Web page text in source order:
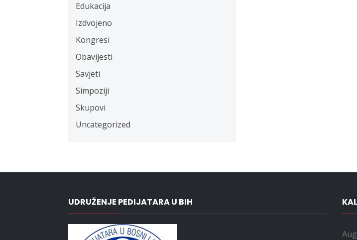
Edukacija
Izdvojeno
Kongresi
Obavijesti
Savjeti
Simpoziji
Skupovi
Uncategorized
UDRUŽENJE PEDIJATARA U BIH